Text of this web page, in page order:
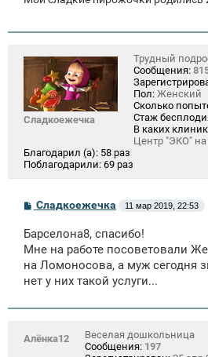
Сладкоежечка
Трудный
Сообщения:
Пол: Женский
Сколько
Стаж
В каких
Центр "ЭКО" на
Благодарил (а): 58 раз
Поблагодарили: 69 раз
С
о
б
щ
н
и
Сладкоежечка 11 мар 2019, 22:53
Барселона8, спасибо!
Мне на работе посоветовали
на Ломоносова, а муж сегодня
нет у них такой услуги...
Алёнка12
Веселая дошкольница
Сообщения: 197